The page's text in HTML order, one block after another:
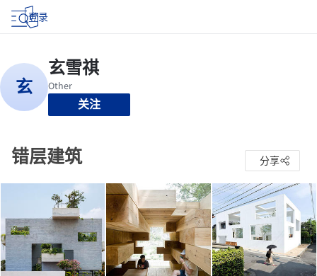
登录
关注
错层建筑 分享